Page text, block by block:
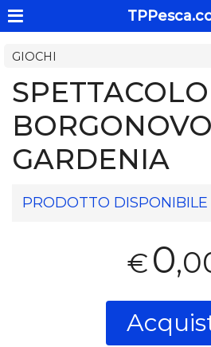
GIOCHI
SPETTACOLO
BORGONOVO
GARDENIA
PRODOTTO DISPONIBILE
€0